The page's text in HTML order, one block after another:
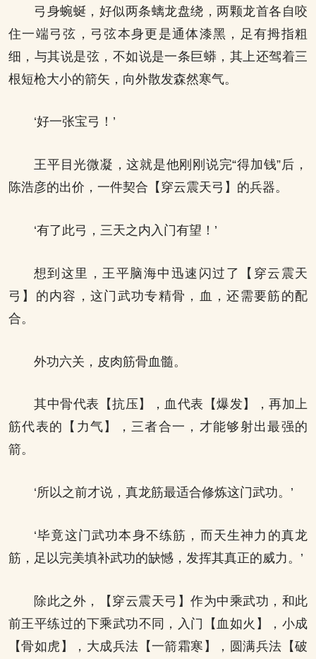
弓身蜿蜒，好似两条螭龙盘绕，两颗龙首各自咬
住一端弓弦，弓弦本身更是通体漆黑，足有拇指粗
细，与其说是弦，不如说是一条巨蟒，其上还驾着三
根短枪大小的箭矢，向外散发森然寒气。
‘好一张宝弓！’
王平目光微凝，这就是他刚刚说完“得加钱”后，
陈浩彦的出价，一件契合【穿云震天弓】的兵器。
‘有了此弓，三天之内入门有望！’
想到这里，王平脑海中迅速闪过了【穿云震天
弓】的内容，这门武功专精骨，血，还需要筋的配
合。
外功六关，皮肉筋骨血髓。
其中骨代表【抗压】，血代表【爆发】，再加上
筋代表的【力气】，三者合一，才能够射出最强的
箭。
‘所以之前才说，真龙筋最适合修炼这门武功。’
‘毕竟这门武功本身不练筋，而天生神力的真龙
筋，足以完美填补武功的缺憾，发挥其真正的威力。’
除此之外，【穿云震天弓】作为中乘武功，和此
前王平练过的下乘武功不同，入门【血如火】，小成
【骨如虎】，大成兵法【一箭霜寒】，圆满兵法【破